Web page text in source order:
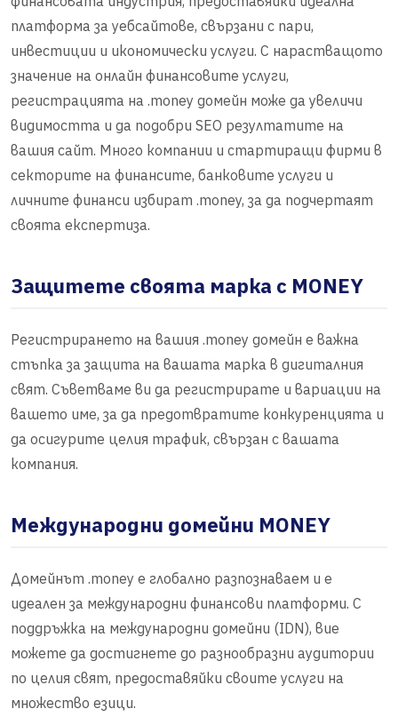
платформа за уебсайтове, свързани с пари,
инвестиции и икономически услуги. С нарастващото
значение на онлайн финансовите услуги,
регистрацията на .money домейн може да увеличи
видимостта и да подобри SEO резултатите на
вашия сайт. Много компании и стартиращи фирми в
секторите на финансите, банковите услуги и
личните финанси избират .money, за да подчертаят
своята експертиза.
Защитете своята марка с MONEY
Регистрирането на вашия .money домейн е важна
стъпка за защита на вашата марка в дигиталния
свят. Съветваме ви да регистрирате и вариации на
вашето име, за да предотвратите конкуренцията и
да осигурите целия трафик, свързан с вашата
компания.
Международни домейни MONEY
Домейнът .money е глобално разпознаваем и е
идеален за международни финансови платформи. С
поддръжка на международни домейни (IDN), вие
можете да достигнете до разнообразни аудитории
по целия свят, предоставяйки своите услуги на
множество езици.